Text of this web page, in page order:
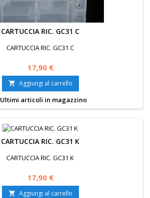
CARTUCCIA RIC. GC31 C
CARTUCCIA RIC. GC31 C
Prezzo
17,90 €
 Aggiungi al carrello
Ultimi articoli in magazzino
CARTUCCIA RIC. GC31 K
CARTUCCIA RIC. GC31 K
Prezzo
17,90 €
 Aggiungi al carrello